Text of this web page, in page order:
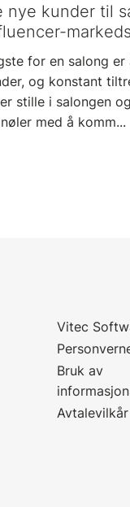
nye kunder til
for en salong er
og konstant
stille i salongen
med å komm...
Vitec
Bruk av
Avtalevilkår